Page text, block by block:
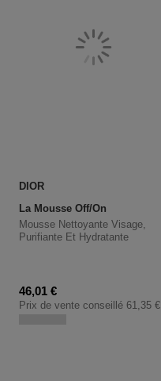
DIOR
La Mousse Off/on
Mousse Nettoyante Visage,
Purifiante Et Hydratante
Prix promotionnel
46,01 €
Prix de vente conseillé 61,35 €